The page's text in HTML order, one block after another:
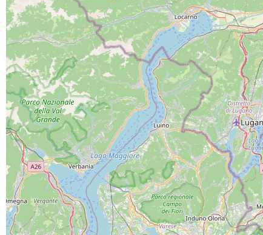
PROGETTO CO-FINANZIATO DA:
CAPOFILA:
PARTNER DI PROGETTO: